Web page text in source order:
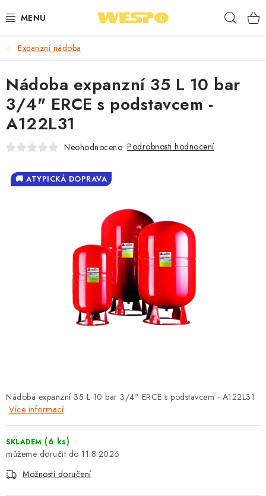
na
ARMATURY PRO TOPENÍ A VODU
TOPENÍ A OHŘEV VODY
TVAROVKY A TRUBKY
VODOINSTALACE
NÁŘADÍ
🎁 ODMĚNY ZA BODY
🏆 WESPO BONUS
TOPENÁŘSKÁ AKADEMIE
O NÁS
🚚 STAV OBJEDNÁVKY
Expanzní nádoba
Nádoba expanzní 35 L 10 bar 3/4" ERCE s podstavcem - A122L31
Více informací
SKLADEM (6 ks)
11.8.2026
Možnosti doručení
Nádoba expanzní 35 L 10 bar
3/4" ERCE s podstavcem -
A122L31
Neohodnoceno Podrobnosti hodnocení
🚚 ATYPICKÁ DOPRAVA